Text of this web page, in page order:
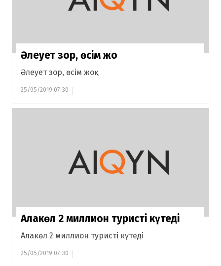
Әлеует зор, өсім жоқ
Әлеует зор, өсім жоқ
25/05/2019 07:30
Алакөл 2 миллион туристі күтеді
Алакөл 2 миллион туристі күтеді
25/05/2019 07:30